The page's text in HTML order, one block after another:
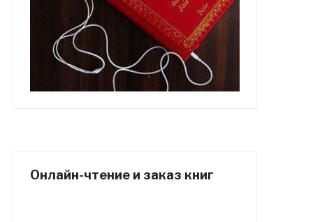
Онлайн-чтение и заказ книг